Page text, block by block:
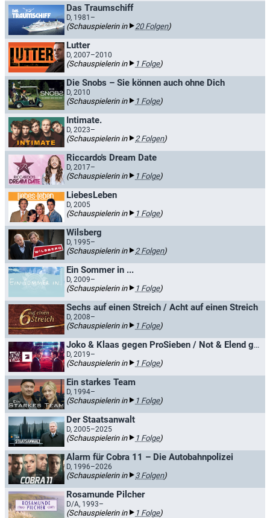
Das Traumschiff
D, 1981–
(Schauspielerin in 20 Folgen)
Lutter
D, 2007–2010
(Schauspielerin in 1 Folge)
Die Snobs – Sie können auch ohne Dich
D, 2010
(Schauspielerin in 1 Folge)
Intimate.
D, 2023–
(Schauspielerin in 2 Folgen)
Riccardo's Dream Date
D, 2017–
(Schauspielerin in 1 Folge)
LiebesLeben
D, 2005
(Schauspielerin in 1 Folge)
Wilsberg
D, 1995–
(Schauspielerin in 2 Folgen)
Ein Sommer in ...
D, 2009–
(Schauspielerin in 1 Folge)
Sechs auf einen Streich / Acht auf einen Streich
D, 2008–
(Schauspielerin in 1 Folge)
Joko & Klaas gegen ProSieben / Not & Elend gegen ProSieben
D, 2019–
(Schauspielerin in 1 Folge)
Ein starkes Team
D, 1994–
(Schauspielerin in 1 Folge)
Der Staatsanwalt
D, 2005–2025
(Schauspielerin in 1 Folge)
Alarm für Cobra 11 – Die Autobahnpolizei
D, 1996–2026
(Schauspielerin in 3 Folgen)
Rosamunde Pilcher
D/A, 1993–
(Schauspielerin in 1 Folge)